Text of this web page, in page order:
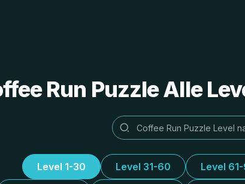
Run Puzzle Alle
Level 1-30 Level 31-60 Level